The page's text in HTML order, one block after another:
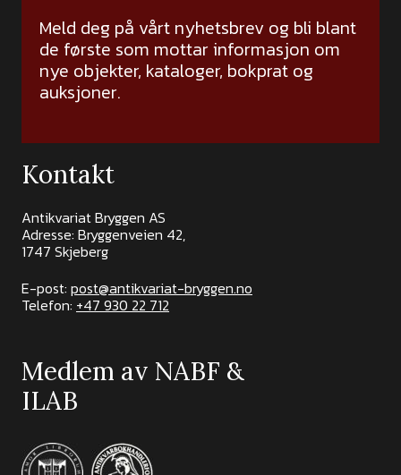
Meld deg på vårt nyhetsbrev og bli blant
de første som mottar informasjon om
nye objekter, kataloger, bokprat og
auksjoner.
Kontakt
Antikvariat Bryggen AS
Adresse: Bryggenveien 42,
1747 Skjeberg
E-post: post@antikvariat-bryggen.no
Telefon: +47 930 22 712
Medlem av NABF &
ILAB